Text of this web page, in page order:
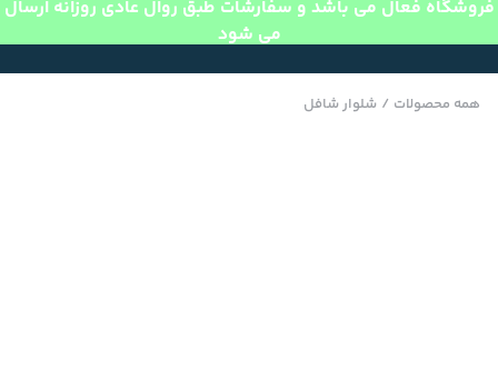
فروشگاه فعال می باشد و سفارشات طبق روال عادی روزانه ارسال
می شود
همه محصولات / شلوار شافل